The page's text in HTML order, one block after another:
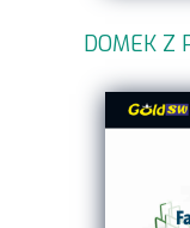
DOMEK Z